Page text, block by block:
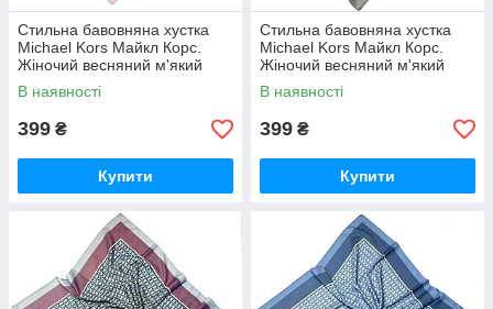
Стильна бавовняна хустка
Michael Kors Майкл Корс.
Жіночий весняний м'який
натуральний платок з ручною
підшивкою Рожево-сірий
В наявності
399 ₴
Купити
Стильна бавовняна хустка
Michael Kors Майкл Корс.
Жіночий весняний м'який
натуральний платок з ручною
підшивкою Золотисто-сірий
В наявності
399 ₴
Купити